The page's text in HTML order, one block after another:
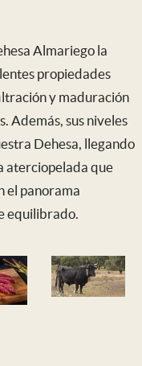
Almariego la
propiedades
y maduración
Además, sus niveles
Dehesa, llegando
aterciopelada que
el panorama
equilibrado.